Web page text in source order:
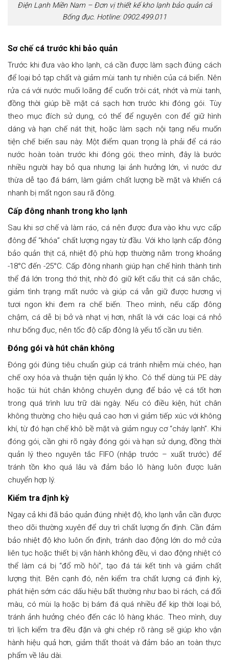
Điện Lạnh Miền Nam – Đơn vị thiết kế kho lạnh bảo quản cá
Bống đục. Hotline: 0902.499.011
Sơ chế cá trước khi bảo quản
Trước khi đưa vào kho lạnh, cá cần được làm sạch đúng cách
để loại bỏ tạp chất và giảm mùi tanh tự nhiên của cá biển. Nên
rửa cá với nước muối loãng để cuốn trôi cát, nhớt và mùi tanh,
đồng thời giúp bề mặt cá sạch hơn trước khi đóng gói. Tùy
theo mục đích sử dụng, có thể để nguyên con để giữ hình
dáng và hạn chế nát thịt, hoặc làm sạch nội tạng nếu muốn
tiện chế biến sau này. Một điểm quan trọng là phải để cá ráo
nước hoàn toàn trước khi đóng gói; theo mình, đây là bước
nhiều người hay bỏ qua nhưng lại ảnh hưởng lớn, vì nước dư
thừa dễ tạo đá bám, làm giảm chất lượng bề mặt và khiến cá
nhanh bị mất ngon sau rã đông.
Cấp đông nhanh trong kho lạnh
Sau khi sơ chế và làm ráo, cá nên được đưa vào khu vực cấp
đông để “khóa” chất lượng ngay từ đầu. Với kho lạnh cấp đông
bảo quản thịt cá, nhiệt độ phù hợp thường nằm trong khoảng
-18°C đến -25°C. Cấp đông nhanh giúp hạn chế hình thành tinh
thể đá lớn trong thớ thịt, nhờ đó giữ kết cấu thịt cá săn chắc,
giảm tình trạng mất nước và giúp cá vẫn giữ được hương vị
tươi ngon khi đem ra chế biến. Theo mình, nếu cấp đông
chậm, cá dễ bị bở và nhạt vị hơn, nhất là với các loại cá nhỏ
như bống đục, nên tốc độ cấp đông là yếu tố cần ưu tiên.
Đóng gói và hút chân không
Đóng gói đúng tiêu chuẩn giúp cá tránh nhiễm mùi chéo, hạn
chế oxy hóa và thuận tiện quản lý kho. Có thể dùng túi PE dày
hoặc túi hút chân không chuyên dụng để bảo vệ cá tốt hơn
trong quá trình lưu trữ dài ngày. Nếu có điều kiện, hút chân
không thường cho hiệu quả cao hơn vì giảm tiếp xúc với không
khí, từ đó hạn chế khô bề mặt và giảm nguy cơ “cháy lạnh”. Khi
đóng gói, cần ghi rõ ngày đóng gói và hạn sử dụng, đồng thời
quản lý theo nguyên tắc FIFO (nhập trước – xuất trước) để
tránh tồn kho quá lâu và đảm bảo lô hàng luôn được luân
chuyển hợp lý.
Kiểm tra định kỳ
Ngay cả khi đã bảo quản đúng nhiệt độ, kho lạnh vẫn cần được
theo dõi thường xuyên để duy trì chất lượng ổn định. Cần đảm
bảo nhiệt độ kho luôn ổn định, tránh dao động lớn do mở cửa
liên tục hoặc thiết bị vận hành không đều, vì dao động nhiệt có
thể làm cá bị “đổ mồ hôi”, tạo đá tái kết tinh và giảm chất
lượng thịt. Bên cạnh đó, nên kiểm tra chất lượng cá định kỳ,
phát hiện sớm các dấu hiệu bất thường như bao bì rách, cá đổi
màu, có mùi lạ hoặc bị bám đá quá nhiều để kịp thời loại bỏ,
tránh ảnh hưởng chéo đến các lô hàng khác. Theo mình, duy
trì lịch kiểm tra đều đặn và ghi chép rõ ràng sẽ giúp kho vận
hành hiệu quả hơn, giảm thất thoát và đảm bảo an toàn thực
phẩm về lâu dài.